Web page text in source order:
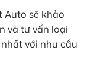
Auto sẽ khảo
và tư vấn loại
với nhu cầu